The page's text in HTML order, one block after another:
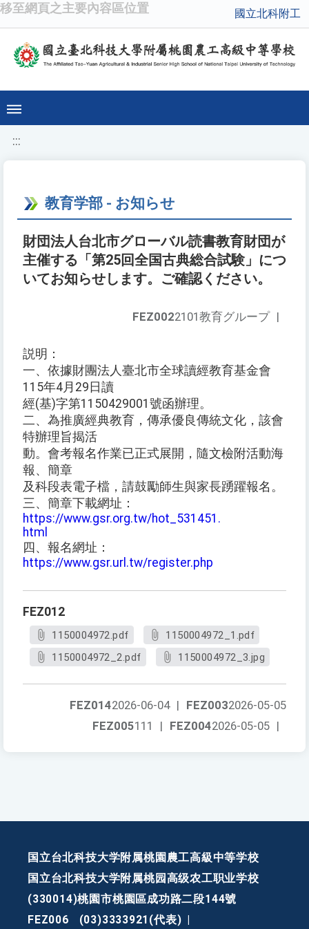
移至網頁之主要內容區位置 國立北科附工
:::
教育学部 - お知らせ
財団法人台北市グローバル読書教育財団が
主催する「第25回全国古典総合試験」につ
いてお知らせします。ご確認ください。
FEZ0022101教育グループ |
説明：
一、依據財團法人臺北市全球讀經教育基金會
115年4月29日讀
經(基)字第1150429001號函辦理。
二、為推廣經典教育，傳承優良傳統文化，該會
特辦理旨揭活
動。會考報名作業已正式展開，隨文檢附活動海
報、簡章
及科段表電子檔，請鼓勵師生與家長踴躍報名。
三、簡章下載網址：
https://www.gsr.org.tw/hot_531451.
html
四、報名網址：
https://www.gsr.url.tw/register.php
FEZ012
1150004972.pdf
1150004972_1.pdf
1150004972_2.pdf
1150004972_3.jpg
FEZ0032026-05-05
FEZ0142026-06-04 |
FEZ0042026-05-05 |
FEZ005111 |
国立台北科技大学附属桃園農工高級中等学校
国立台北科技大学附属桃园高级农工职业学校
(330014)桃園市桃園區成功路二段144號
FEZ006
(03)3333921(代表)